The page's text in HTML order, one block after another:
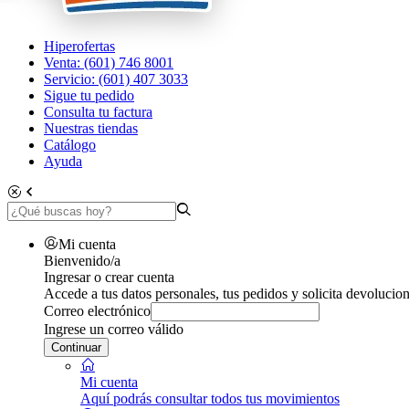
Hiperofertas
Venta: (601) 746 8001
Servicio: (601) 407 3033
Sigue tu pedido
Consulta tu factura
Nuestras tiendas
Catálogo
Ayuda
Mi cuenta
Bienvenido/a
Ingresar o crear cuenta
Accede a tus datos personales, tus pedidos y solicita
Correo electrónico
Ingrese un correo válido
Continuar
Mi cuenta
Aquí podrás consultar todos tus movimientos